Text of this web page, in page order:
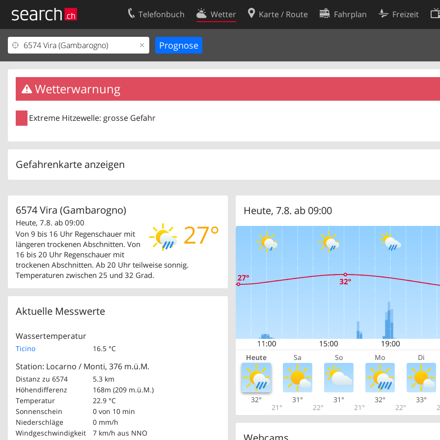
Telefonbuch Wetter Karte / Route Fahrplan Freizeit
Wetterwarnung
Extreme Hitzewelle: grosse Gefahr
Gefahrenkarte anzeigen
6574 Vira (Gambarogno)
27°
Heute, 7.8. ab 09:00
Von 9 bis 16 Uhr Regenschauer mit
längeren trockenen Abschnitten. Von
16 bis 20 Uhr Regenschauer mit
trockenen Abschnitten. Ab 20 Uhr teilweise sonnig.
Temperaturen zwischen 25 und 32 Grad.
Aktuelle Messwerte
Wassertemperatur
Ticino 16.5 °C
Station: Locarno / Monti, 376 m.ü.M.
Distanz zu 6574
5.3 km
Höhendifferenz
168m (209 m.ü.M.)
Temperatur
22.9 °C
Sonnenschein
0 von 10 min
Niederschläge
0 mm/h
Windgeschwindigkeit
7 km/h aus NNO
Heute, 7.8. ab 09:00
Heute Sa So Mo Di
32°
21°
31°
22°
31°
21°
32°
22°
33°
Ihr Eintrag
Kundencenter Geschäftskunden
Impressum
Kontakt
Nutzungsbedingungen
Datenschutzerklärung
Cookie-Einstellungen
Entwickler